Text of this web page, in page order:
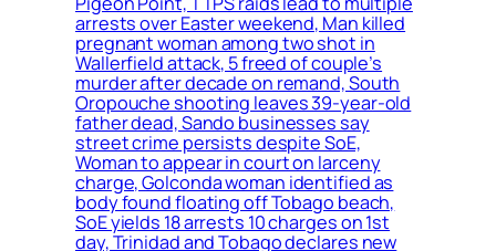
arrests over Easter weekend, Man killed
pregnant woman among two shot in
Wallerfield attack, 5 freed of couple’s
murder after decade on remand, South
Oropouche shooting leaves 39-year-old
father dead, Sando businesses say
street crime persists despite SoE,
Woman to appear in court on larceny
charge, Golconda woman identified as
body found floating off Tobago beach,
SoE yields 18 arrests 10 charges on 1st
day, Trinidad and Tobago declares new